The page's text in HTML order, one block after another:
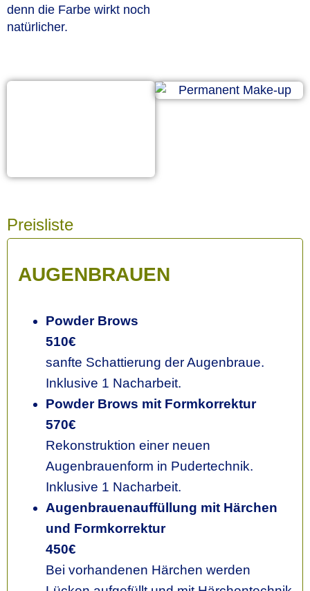
denn die Farbe wirkt noch
natürlicher.
Preisliste
AUGENBRAUEN
Powder Brows
510€
sanfte Schattierung der Augenbraue.
Inklusive 1 Nacharbeit.
Powder Brows mit Formkorrektur
570€
Rekonstruktion einer neuen
Augenbrauenform in Pudertechnik.
Inklusive 1 Nacharbeit.
Augenbrauenauffüllung mit Härchen
und Formkorrektur
450€
Bei vorhandenen Härchen werden